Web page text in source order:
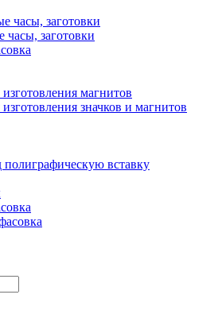
часы, заготовки
часы, заготовки
магнитов
значков и магнитов
вставку